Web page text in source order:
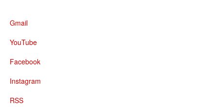
Gmail
YouTube
Facebook
Instagram
RSS